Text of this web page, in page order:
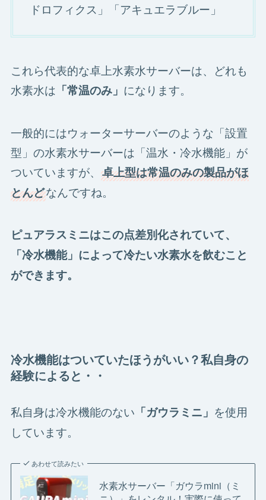
ドロフィクス」「アキュエラブルー」
これら代表的な卓上水素水サーバーは、どれも
水素水は 「常温のみ」 になります。
一般的にはウォーターサーバーのような「設置
型」の水素水サーバーは「温水・冷水機能」が
ついていますが、 卓上型は常温のみの製品がほ
とんどなんですね。
ピュアラスミニはこの点差別化されていて、
「冷水機能」によって冷たい水素水を飲むこと
ができます。
冷水機能はついていたほうがいい？私自身の
経験によると・・
私自身は冷水機能のない 「ガウラミニ」 を使用
しています。
あわせて読みたい
水素水サーバー「ガウラmini（ミ